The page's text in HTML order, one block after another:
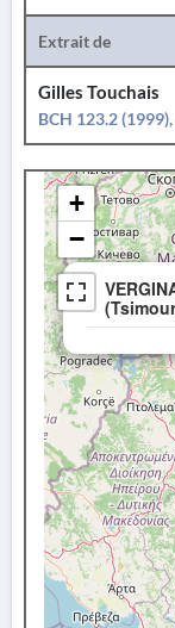
Extrait de
Gilles Touchais
BCH 123.2
+
−